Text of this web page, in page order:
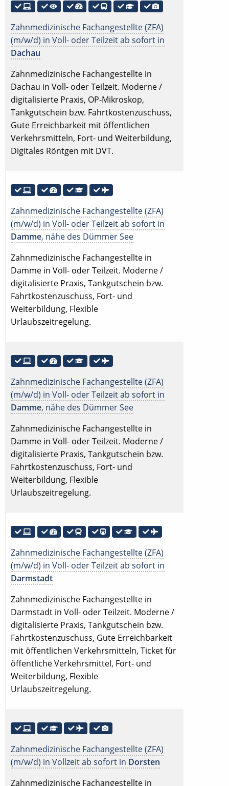
Zahnmedizinische Fachangestellte (ZFA)
(m/w/d) in Voll- oder Teilzeit ab sofort in
Dachau
Zahnmedizinische Fachangestellte in
Dachau in Voll- oder Teilzeit. Moderne /
digitalisierte Praxis, OP-Mikroskop,
Tankgutschein bzw. Fahrtkostenzuschuss,
Gute Erreichbarkeit mit öffentlichen
Verkehrsmitteln, Fort- und Weiterbildung,
Digitales Röntgen mit DVT.
Zahnmedizinische Fachangestellte (ZFA)
(m/w/d) in Voll- oder Teilzeit ab sofort in
Damme, nähe des Dümmer See
Zahnmedizinische Fachangestellte in
Damme in Voll- oder Teilzeit. Moderne /
digitalisierte Praxis, Tankgutschein bzw.
Fahrtkostenzuschuss, Fort- und
Weiterbildung, Flexible
Urlaubszeitregelung.
Zahnmedizinische Fachangestellte (ZFA)
(m/w/d) in Voll- oder Teilzeit ab sofort in
Damme, nähe des Dümmer See
Zahnmedizinische Fachangestellte in
Damme in Voll- oder Teilzeit. Moderne /
digitalisierte Praxis, Tankgutschein bzw.
Fahrtkostenzuschuss, Fort- und
Weiterbildung, Flexible
Urlaubszeitregelung.
Zahnmedizinische Fachangestellte (ZFA)
(m/w/d) in Voll- oder Teilzeit ab sofort in
Darmstadt
Zahnmedizinische Fachangestellte in
Darmstadt in Voll- oder Teilzeit. Moderne /
digitalisierte Praxis, Tankgutschein bzw.
Fahrtkostenzuschuss, Gute Erreichbarkeit
mit öffentlichen Verkehrsmitteln, Ticket für
öffentliche Verkehrsmittel, Fort- und
Weiterbildung, Flexible
Urlaubszeitregelung.
Zahnmedizinische Fachangestellte (ZFA)
(m/w/d) in Vollzeit ab sofort in Dorsten
Zahnmedizinische Fachangestellte in